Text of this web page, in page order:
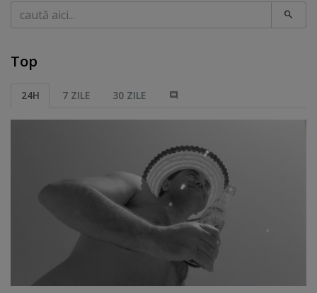
Caută
Top
24H 7 ZILE 30 ZILE